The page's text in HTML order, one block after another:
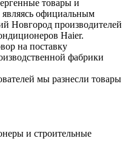
товары и
являясь официальным
Новгород производителей
Haier.
на поставку
фабрики
мы разнесли товары
и строительные